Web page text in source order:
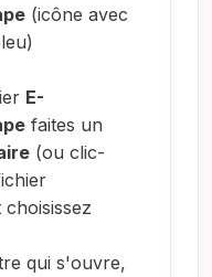
(icône avec
E-
faites un
(ou clic-
choisissez
qui s'ouvre,